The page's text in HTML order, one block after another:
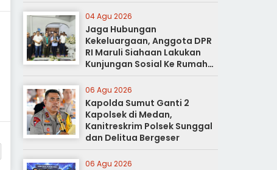
04 Agu 2026
Jaga Hubungan
Kekeluargaan, Anggota DPR
RI Maruli Siahaan Lakukan
Kunjungan Sosial Ke Rumah
Duka
06 Agu 2026
Kapolda Sumut Ganti 2
Kapolsek di Medan,
Kanitreskrim Polsek Sunggal
dan Delitua Bergeser
06 Agu 2026